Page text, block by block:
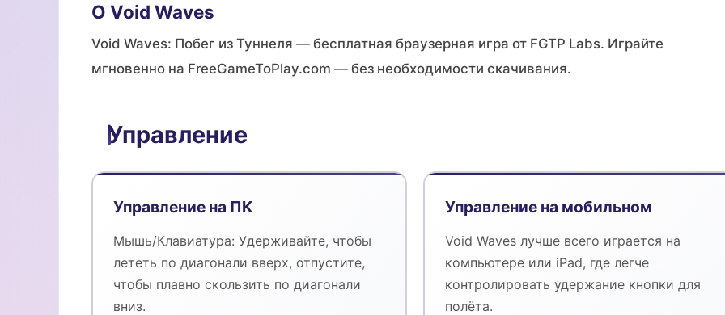
О Void Waves
Void Waves: Побег из Туннеля — бесплатная браузерная игра от FGTP Labs. Играйте
мгновенно на FreeGameToPlay.com — без необходимости скачивания.
Управление
Управление на ПК
Мышь/Клавиатура: Удерживайте, чтобы
лететь по диагонали вверх, отпустите,
чтобы плавно скользить по диагонали
вниз.
Управление на мобильном
Void Waves лучше всего играется на
компьютере или iPad, где легче
контролировать удержание кнопки для
полёта.